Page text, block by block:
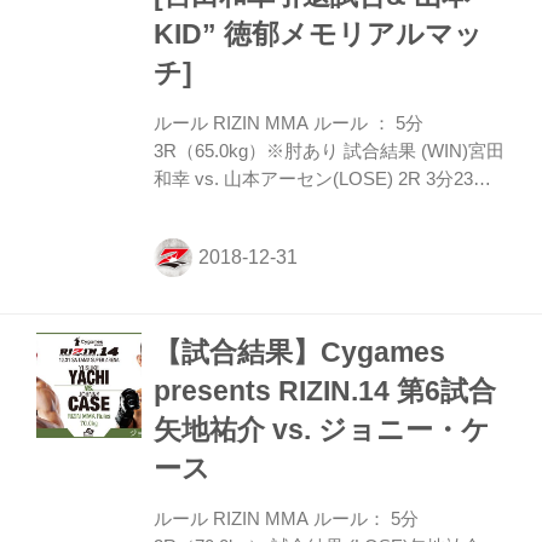
う。寝技の勝負を仕掛けたい長野だが美憂
優勢で最終ラウン...
KID” 徳郁メモリアルマッ
チ]
ルール RIZIN MMA ルール ： 5分
3R（65.0kg）※肘あり 試合結果 (WIN)宮田
和幸 vs. 山本アーセン(LOSE) 2R 3分23秒
する宮田和幸が1Rゴングと同時に山本アー
センへ向かって走り出し、両選手が空中で
組み合いとなりアーセンが上になると宮田
も三角締め、腕十字と多彩な寝技で下から
攻めていく。アーセンがプレッシャーをか
けていくが宮田がいなしていく。 2R、ア
ーセンが飛びヒザ蹴りのフェイントから右
フック、そして組みついて倒すとまたもや
アーセン...
【試合結果】Cygames
presents RIZIN.14 第6試合
矢地祐介 vs. ジョニー・ケ
ース
ルール RIZIN MMA ルール： 5分